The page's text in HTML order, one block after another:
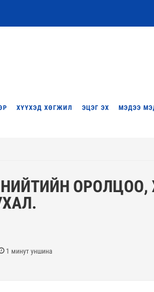
ХҮҮХЭД ХӨГЖИЛ ЭЦЭГ ЭХ МЭДЭЭ
1 минут уншина